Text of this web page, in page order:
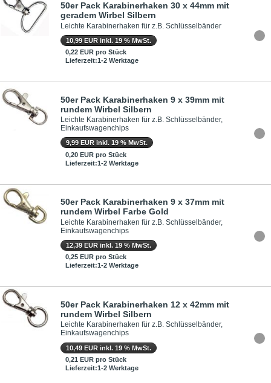
50er Pack Karabinerhaken 30 x 44mm mit
geradem Wirbel Silbern
Leichte Karabinerhaken für z.B. Schlüsselbänder
10,99 EUR inkl. 19 % MwSt.
0,22 EUR pro Stück
Lieferzeit:1-2 Werktage
50er Pack Karabinerhaken 9 x 39mm mit
rundem Wirbel Silbern
Leichte Karabinerhaken für z.B. Schlüsselbänder,
Einkaufswagenchips
9,99 EUR inkl. 19 % MwSt.
0,20 EUR pro Stück
Lieferzeit:1-2 Werktage
50er Pack Karabinerhaken 9 x 37mm mit
rundem Wirbel Farbe Gold
Leichte Karabinerhaken für z.B. Schlüsselbänder,
Einkaufswagenchips
12,39 EUR inkl. 19 % MwSt.
0,25 EUR pro Stück
Lieferzeit:1-2 Werktage
50er Pack Karabinerhaken 12 x 42mm mit
rundem Wirbel Silbern
Leichte Karabinerhaken für z.B. Schlüsselbänder,
Einkaufswagenchips
10,49 EUR inkl. 19 % MwSt.
0,21 EUR pro Stück
Lieferzeit:1-2 Werktage